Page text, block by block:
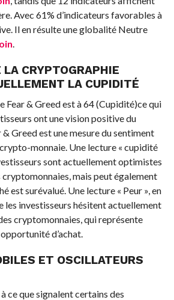
Avec 61% d’indicateurs favorables à
Il en résulte une globalité Neutre
.
LA CRYPTOGRAPHIE
LA CUPIDITÉ
Fear & Greed est à64 (Cupidité)ce qui
ont une vision positive du
& Greed est une mesure du sentiment
monnaie. Une lecture « cupidité
sont actuellement optimistes
cryptomonnaies, mais peut également
est surévalué. Une lecture « Peur », en
les investisseurs hésitent actuellement
cryptomonnaies, qui représente
d’achat.
ET OSCILLATEURS
ce que signalent certains des